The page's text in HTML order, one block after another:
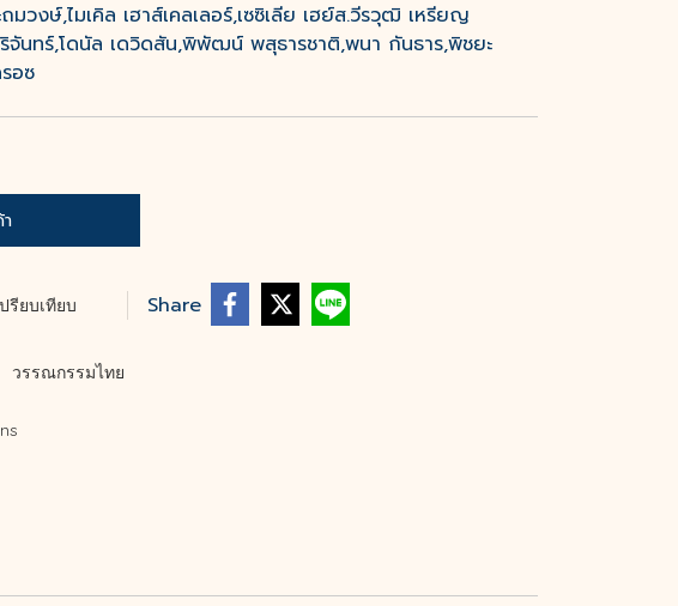
งษ์,ไมเคิล เฮาส์เคลเลอร์,เซซิเลีย เฮย์ส.วีรวุฒิ เหรียญ
นทร์,โดนัล เดวิดสัน,พิพัฒน์ พสุธารชาติ,พนา กันธาร,พิชยะ
อซ
รียบเทียบ Share
วรรณกรรมไทย